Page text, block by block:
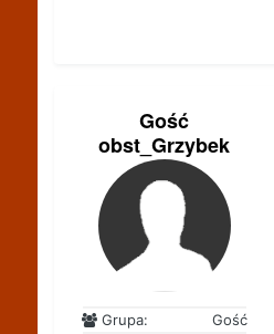
Gość
obst_Grzybek
Grupa: Gość